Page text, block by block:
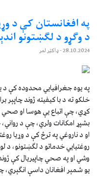
په افغانستان کې د
د وګړو د لګښتونو
28.10.2024- ډاکټر لمر
په يوه جغرافيايي محدوده کې
خلکو ته د با کيفيته ژوند چاپېر
کړي، چې اتباع يې هوسا او صحي
بشپړ امکانات ولري، چې د
او د ناروغي په ترڅ کې د وړيا
روغتيايي خدماتو د لګښتونو،
وشي او په صحي چاپيريال کې
يو شمېر افغانان داسې